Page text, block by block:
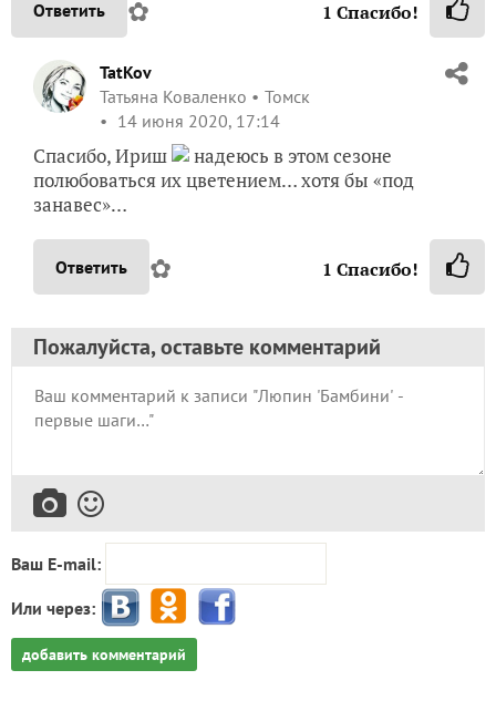
Ответить ✿ 1 Спасибо!
TatKov
Татьяна Коваленко
Томск
14 июня 2020, 17:14
Спасибо, Ириш
надеюсь в этом сезоне
полюбоваться их цветением… хотя бы «под
занавес»…
Ответить ✿ 1 Спасибо!
Пожалуйста, оставьте комментарий
Ваш E-mail:
Или через:
добавить комментарий